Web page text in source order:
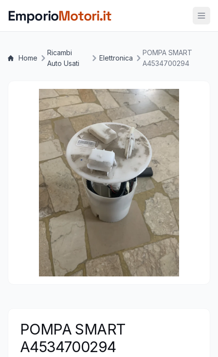
EmporioMotori.it
Home
Ricambi
Auto Usati
Elettronica
POMPA SMART
A4534700294
POMPA SMART
A4534700294